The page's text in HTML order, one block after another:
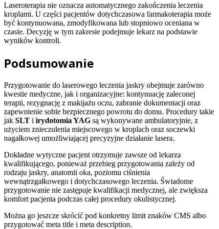
Laseroterapia nie oznacza automatycznego zakończenia leczenia
kroplami. U części pacjentów dotychczasowa farmakoterapia może
być kontynuowana, zmodyfikowana lub stopniowo oceniana w
czasie. Decyzję w tym zakresie podejmuje lekarz na podstawie
wyników kontroli.
Podsumowanie
Przygotowanie do laserowego leczenia jaskry obejmuje zarówno
kwestie medyczne, jak i organizacyjne: kontynuację zaleconej
terapii, rezygnację z makijażu oczu, zabranie dokumentacji oraz
zapewnienie sobie bezpiecznego powrotu do domu. Procedury takie
jak SLT i irydotomia YAG są wykonywane ambulatoryjnie, z
użyciem znieczulenia miejscowego w kroplach oraz soczewki
nagałkowej umożliwiającej precyzyjne działanie lasera.
Dokładne wytyczne pacjent otrzymuje zawsze od lekarza
kwalifikującego, ponieważ przebieg przygotowania zależy od
rodzaju jaskry, anatomii oka, poziomu ciśnienia
wewnątrzgałkowego i dotychczasowego leczenia. Świadome
przygotowanie nie zastępuje kwalifikacji medycznej, ale zwiększa
komfort pacjenta podczas całej procedury okulistycznej.
Można go jeszcze skrócić pod konkretny limit znaków CMS albo
przygotować meta title i meta description.